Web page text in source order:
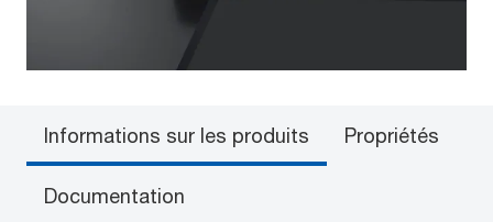
Informations sur les produits Propriétés
Documentation